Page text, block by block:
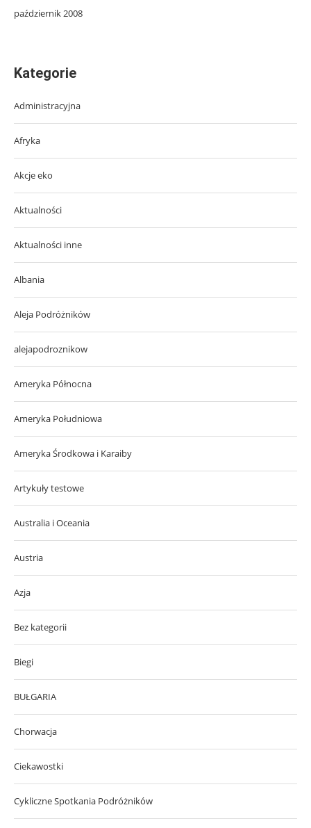
październik 2008
Kategorie
Administracyjna
Afryka
Akcje eko
Aktualności
Aktualności inne
Albania
Aleja Podróżników
alejapodroznikow
Ameryka Północna
Ameryka Południowa
Ameryka Środkowa i Karaiby
Artykuły testowe
Australia i Oceania
Austria
Azja
Bez kategorii
Biegi
BUŁGARIA
Chorwacja
Ciekawostki
Cykliczne Spotkania Podróżników